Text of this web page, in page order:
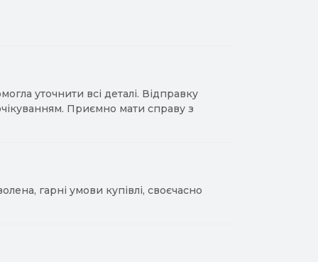
уточнити всі деталі. Відправку
Приємно мати справу з
гарні умови купівлі, своєчасно